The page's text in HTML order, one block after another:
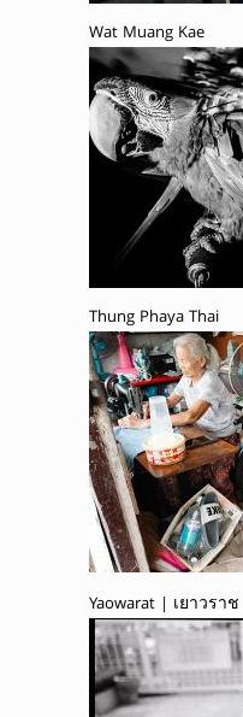
Wat Muang Kae
Thung Phaya Thai
Yaowarat | เยาวราช